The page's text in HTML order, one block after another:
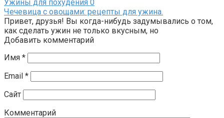
Ужины для похудения 0
Чечевица с овощами: рецепты для ужина.
Привет, друзья! Вы когда-нибудь задумывались о том,
как сделать ужин не только вкусным, но
Добавить комментарий
Имя *
Email *
Сайт
Комментарий